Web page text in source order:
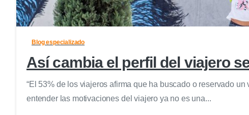
Blog especializado
Así cambia el perfil del viajero
“El 53% de los viajeros afirma que ha buscado o reservado
entender las motivaciones del viajero ya no es una...